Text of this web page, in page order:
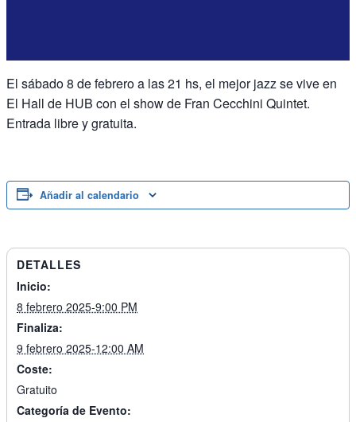
El sábado 8 de febrero a las 21 hs, el mejor jazz se vive en
El Hall de HUB con el show de Fran Cecchini Quintet.
Entrada libre y gratuita.
Añadir al calendario
DETALLES
Inicio:
8 febrero 2025-9:00 PM
Finaliza:
9 febrero 2025-12:00 AM
Coste:
Gratuito
Categoría de Evento: